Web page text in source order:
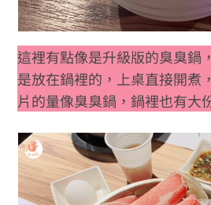
這裡有點像是升級版的臭臭鍋
是放在鍋裡的，上桌直接開煮
片的量像臭臭鍋，鍋裡也有大